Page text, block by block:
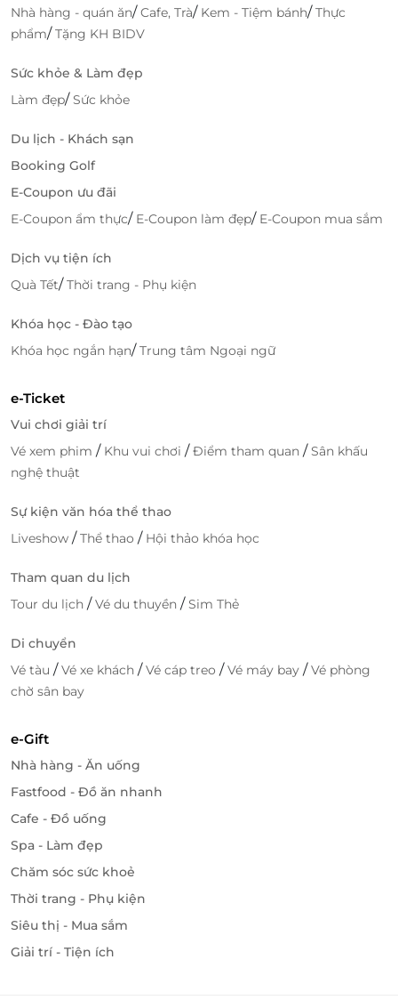
LifeLink – Nền tảng đặt dịch vụ tiện lợi &
Đặt nhanh – Nhận ưu đãi thật
Với LifeLink, việc đặt phòng khách sạn trở nên dễ
dàng hơn bao giờ hết:
Săn voucher giảm giá
giản.
Thanh toán trực tuyến nhanh chóng
e-voucher trong tích tắc.
Xác thực QR
toàn, không cần in phiếu.
Nhà hàng - quán ăn/Cafe, Trà/ Kem - Tiệm bánh/Thực
phẩm/Tặng KH BIDV
Sức khỏe & Làm đẹp
Làm đẹp/Sức khỏe
Du lịch - Khách sạn
Booking Golf
E-Coupon ưu đãi
E-Coupon ẩm thực/ E-Coupon làm đẹp/ E-Coupon mua sắm
Dịch vụ tiện ích
Quà Tết/Thời trang - Phụ kiện
Khóa học - Đào tạo
Khóa học ngắn hạn/Trung tâm Ngoại ngữ
e-Ticket
Vui chơi giải trí
Vé xem phim / Khu vui chơi /Điểm tham quan /Sân khấu
nghệ thuật
Sự kiện văn hóa thể thao
Liveshow /Thể thao / Hội thảo khóa học
Tham quan du lịch
Tour du lịch /Vé du thuyền /Sim Thẻ
Di chuyển
Vé tàu /Vé xe khách /Vé cáp treo /Vé máy bay /Vé phòng
chờ sân bay
e-Gift
Nhà hàng - Ăn uống
Fastfood - Đồ ăn nhanh
Cafe - Đồ uống
Spa - Làm đẹp
Chăm sóc sức khoẻ
Thời trang - Phụ kiện
Siêu thị - Mua sắm
Giải trí - Tiện ích